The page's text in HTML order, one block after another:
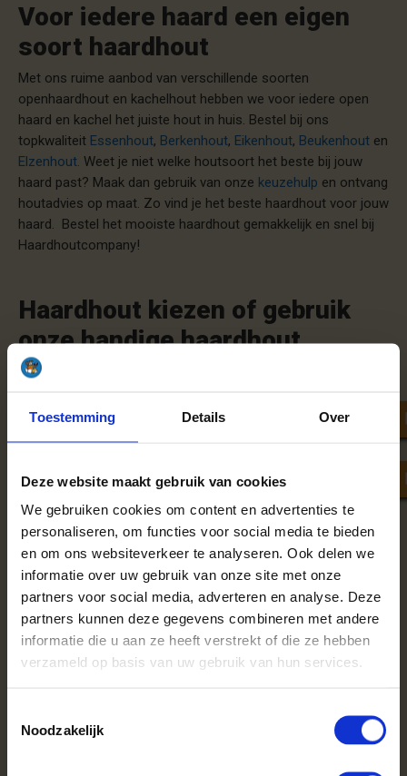
Toestemming Details Over
Deze website maakt gebruik van cookies
We gebruiken cookies om content en advertenties te
personaliseren, om functies voor social media te bieden
en om ons websiteverkeer te analyseren. Ook delen we
informatie over uw gebruik van onze site met onze
partners voor social media, adverteren en analyse. Deze
partners kunnen deze gegevens combineren met andere
informatie die u aan ze heeft verstrekt of die ze hebben
verzameld op basis van uw gebruik van hun services.
Noodzakelijk
Voor iedere haard een eigen
soort haardhout
Met ons ruime aanbod van verschillende soorten
openhaardhout en kachelhout hebben we voor iedere open
haard en kachel het juiste hout in huis. Bestel bij ons
topkwaliteit Essenhout, Berkenhout, Eikenhout, Beukenhout en
Elzenhout. Weet je niet welke houtsoort het beste bij jouw
haard past? Maak dan gebruik van onze keuzehulp en ontvang
houtadvies op maat. Zo vind je het beste haardhout voor jouw
haard. Bestel het mooiste haardhout gemakkelijk en snel bij
Haardhoutcompany!
Haardhout kiezen of gebruik
onze handige haardhout
keuzehulp
Haardhoutcompany levert onder andere in:
Aalten Elst
Putten
Apeldoorn
Epe
Arnhem
Ermelo
Rheden
Asperen
Geldermalsen
Rhenen
Beuningen
't Harde
Borculo